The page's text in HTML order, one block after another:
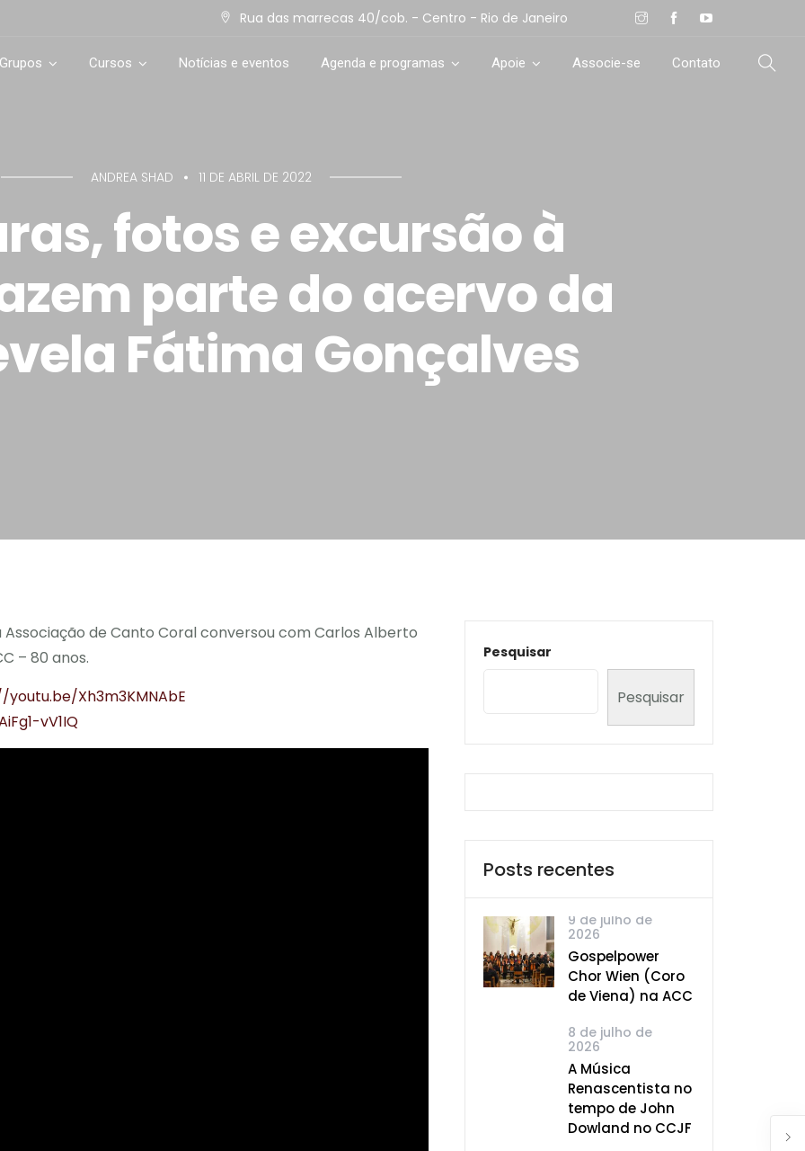
Rua das marrecas 40/cob. - Centro - Rio de Janeiro
Cursos Notícias e eventos Agenda e programas Apoie Associe-se Contato
ANDREA SHAD 11 DE ABRIL DE 2022
fotos e excursão à
parte do acervo da
Fátima Gonçalves
de Canto Coral conversou com Carlos Alberto
– 80 anos.
Xh3m3KMNAbE
vV1IQ
Pesquisar
Pesquisar
Posts recentes
9 de julho de
2026
Gospelpower
Chor Wien (Coro
de Viena) na ACC
8 de julho de
2026
A Música
Renascentista no
tempo de John
Dowland no CCJF